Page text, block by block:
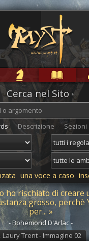
Cerca nel Sito
Descrizione Sezioni
una voce a caso
ho rischiato di creare
grosso, perchè
per... »
- Bohemond D'Arlac -
Laury Trent - Immagine 02